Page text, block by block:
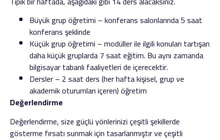
Büyük grup öğretimi – konferans salonlarında 5 saat
konferans şeklinde
Küçük grup öğretimi – modüller ile ilgili konuları tartışan
daha küçük gruplarda 7 saat eğitim. Bu aynı zamanda
bilgisayar tabanlı faaliyetleri de içerecektir.
Dersler – 2 saat ders (her hafta kişisel, grup ve
akademik oturumları içeren) öğretim
Değerlendirme
Değerlendirme, size güçlü yönlerinizi çeşitli şekillerde
gösterme fırsatı sunmak için tasarlanmıştır ve çeşitli